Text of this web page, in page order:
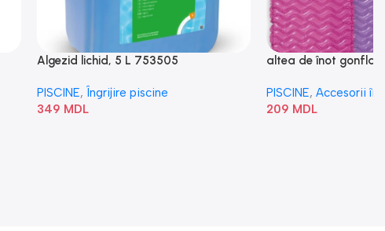
Algezid lichid, 5 L 753505
PISCINE, Îngrijire piscine
349 MDL
altea de înot
PISCINE, Accesorii
209 MDL